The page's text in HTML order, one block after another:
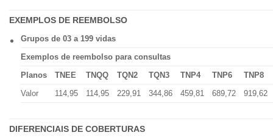
EXEMPLOS DE REEMBOLSO
Grupos de 03 a 199 vidas
Exemplos de reembolso para consultas
Planos
TNEE TNQQ TQN2 TQN3 TNP4 TNP6
TNP8
Valor
114,95 114,95 229,91 344,86 459,81 689,72 919,62
DIFERENCIAIS DE COBERTURAS